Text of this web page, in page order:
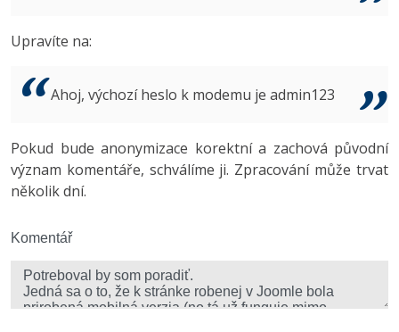
Best practices
Copywriter
WordPress specialista
Algoritmy -41%
Umělá inteligence (AI) -10%
Fórum
Windows
Kybernetická bezpečnost
Fórum
Upravíte na:
Ahoj, výchozí heslo k modemu je admin123
Pokud bude anonymizace korektní a zachová původní
význam komentáře, schválíme ji. Zpracování může trvat
několik dní.
Komentář